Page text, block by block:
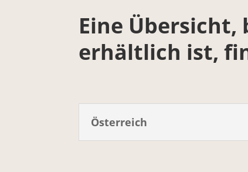
Eine
erhältlich ist,
Österreich